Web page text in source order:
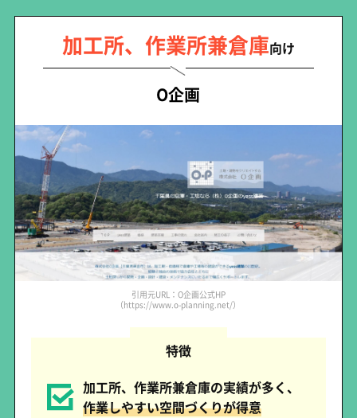
加工所、作業所兼倉庫向け
O企画
引用元URL：O企画公式HP
（https://www.o-planning.net/）
特徴
加工所、作業所兼倉庫の実績が多く、
作業しやすい空間づくりが得意